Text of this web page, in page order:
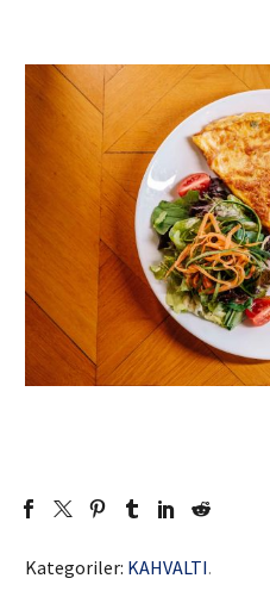
Kategoriler: KAHVALTI.